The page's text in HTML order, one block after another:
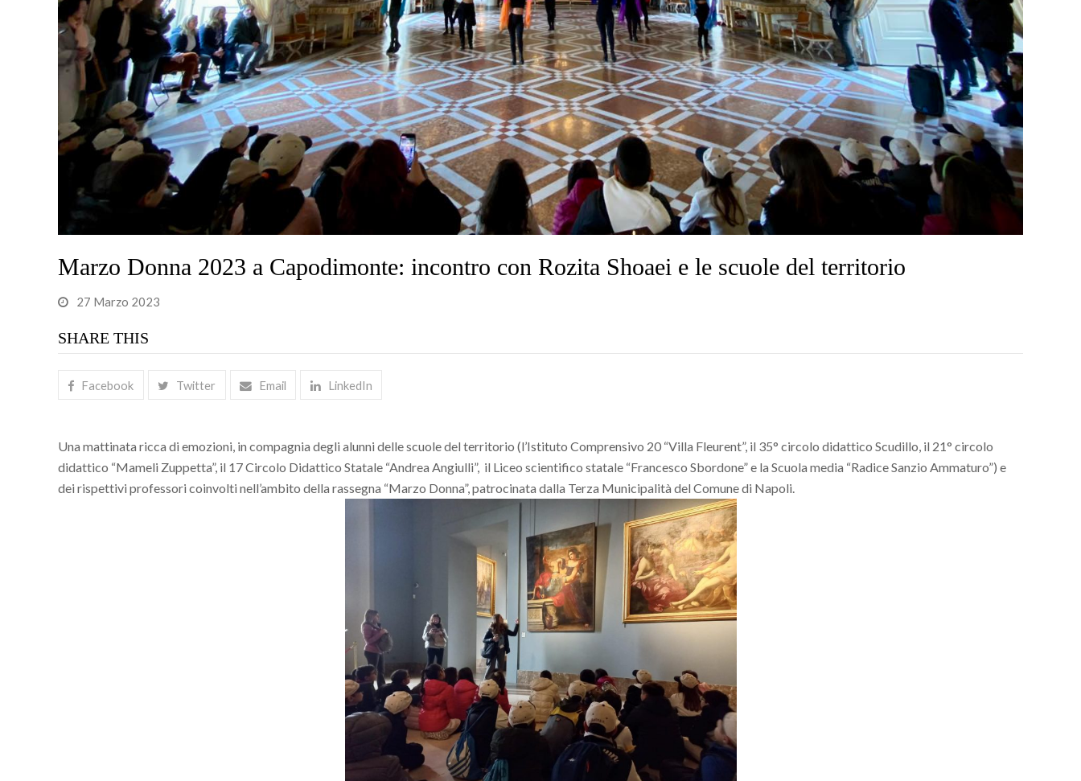
Marzo Donna 2023 a Capodimonte: incontro con Rozita Shoaei e le scuole del territorio
27 Marzo 2023
SHARE THIS
Facebook Twitter Email LinkedIn
Una mattinata ricca di emozioni, in compagnia degli alunni delle scuole del territorio (l’Istituto Comprensivo 20 “Villa Fleurent”, il 35° circolo didattico Scudillo, il 21° circolo
didattico “Mameli Zuppetta”, il 17 Circolo Didattico Statale “Andrea Angiulli”, il Liceo scientifico statale “Francesco Sbordone” e la Scuola media “Radice Sanzio Ammaturo”) e
dei rispettivi professori coinvolti nell’ambito della rassegna “Marzo Donna”, patrocinata dalla Terza Municipalità del Comune di Napoli.